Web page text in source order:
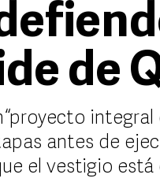
de
“proyecto
antes de
el vestigio